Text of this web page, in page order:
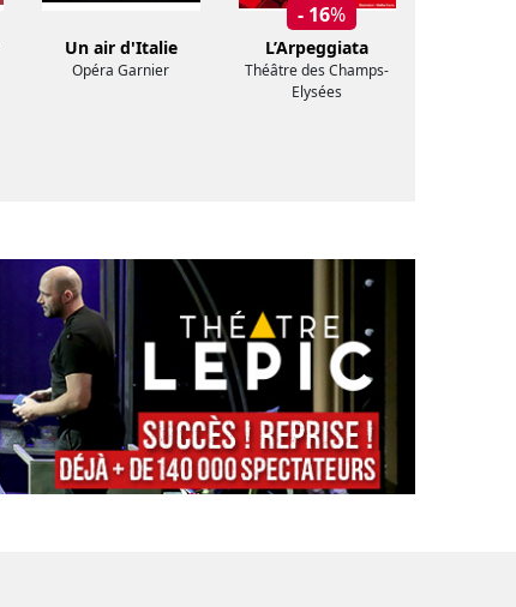
Un air d'Italie
Opéra Garnier
- 16%
L’Arpeggiata
Théâtre des Champs-
Elysées